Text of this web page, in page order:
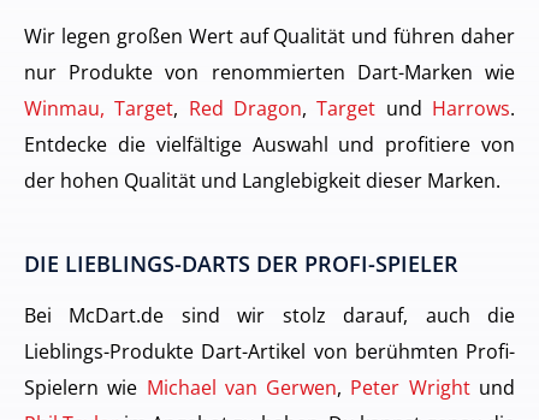
Wir legen großen Wert auf Qualität und führen daher
nur Produkte von renommierten Dart-Marken wie
Winmau, Target, Red Dragon,Target und Harrows.
Entdecke die vielfältige Auswahl und profitiere von
der hohen Qualität und Langlebigkeit dieser Marken.
DIE LIEBLINGS-DARTS DER PROFI-SPIELER
Bei McDart.de sind wir stolz darauf, auch die
Lieblings-Produkte Dart-Artikel von berühmten Profi-
Spielern wie Michael van Gerwen, Peter Wrightund